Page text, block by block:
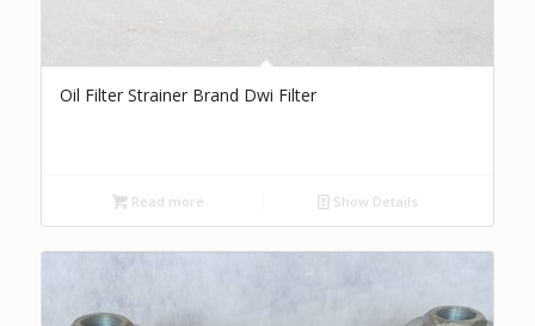
Oil Filter Strainer Brand Dwi Filter
Read more Show Details